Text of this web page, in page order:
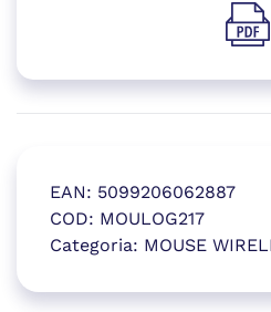
EAN: 5099206062887
COD: MOULOG217
Categoria: MOUSE
(si